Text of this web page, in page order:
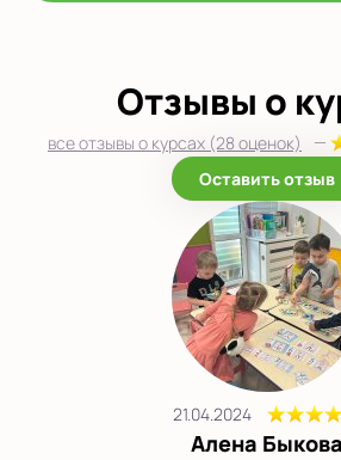
Отзывы о
все отзывы о курсах (28 оценок) —
Оставить отзыв
21.04.2024
Алена Быкова